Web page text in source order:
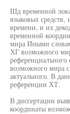
Шд временной
языковых средств,
времени, и их
временной
мира Иными
ХГ возможного
референциалъного
возможного мира
актуального. В
референции ХТ.
В диссертации
координаты